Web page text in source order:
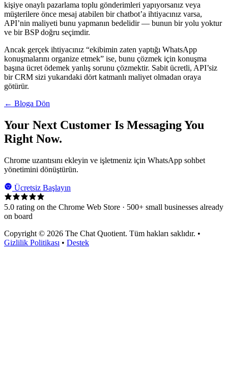
kişiye onaylı pazarlama toplu gönderimleri yapıyorsanız veya
müşterilere önce mesaj atabilen bir chatbot’a ihtiyacınız varsa,
API’nin maliyeti bunu yapmanın bedelidir — bunun bir yolu yoktur
ve bir BSP doğru seçimdir.
Ancak gerçek ihtiyacınız “ekibimin zaten yaptığı WhatsApp
konuşmalarını organize etmek” ise, bunu çözmek için konuşma
başına ücret ödemek yanlış sorunu çözmektir. Sabit ücretli, API’siz
bir CRM sizi yukarıdaki dört katmanlı maliyet olmadan oraya
götürür.
← Bloga Dön
Your Next Customer Is Messaging You
Right Now.
Chrome uzantısını ekleyin ve işletmeniz için WhatsApp sohbet
yönetimini dönüştürün.
Ücretsiz Başlayın
5.0 rating on the Chrome Web Store · 500+ small businesses already
on board
Copyright © 2026 The Chat Quotient. Tüm hakları saklıdır. •
Gizlilik Politikası • Destek